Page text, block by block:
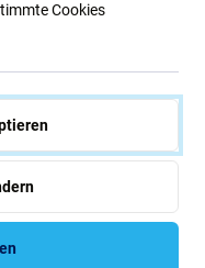
Hoops für
Galaxy S25 Ultra,
€
Cookies